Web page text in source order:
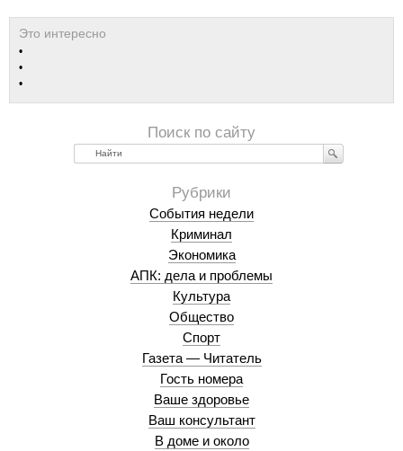
Найти
События недели
Криминал
Экономика
АПК: дела и проблемы
Культура
Общество
Спорт
Газета — Читатель
Гость номера
Ваше здоровье
Ваш консультант
В доме и около